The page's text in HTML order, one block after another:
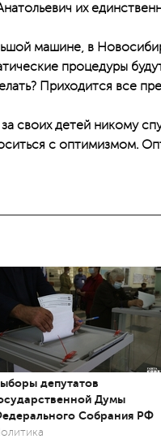
их
машине, в
процедуры
Приходится все
своих детей никому
с оптимизмом.
депутатов
Думы
Собрания РФ